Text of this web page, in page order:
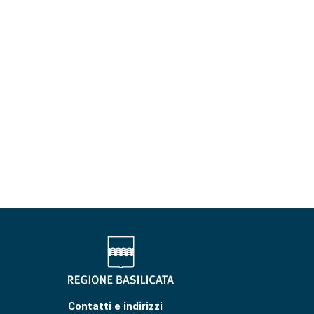
Contatti e indirizzi